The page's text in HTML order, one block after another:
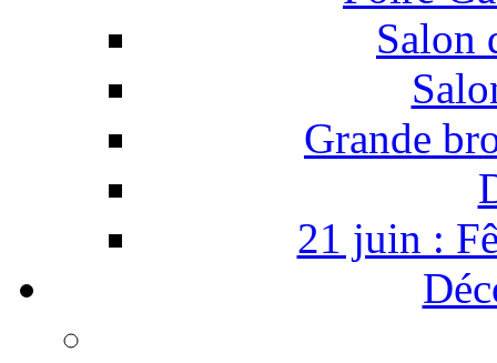
Salon
Grande
21 juin :